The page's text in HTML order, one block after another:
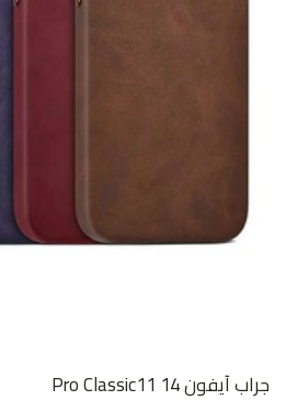
جراب آيفون 14 Pro Classic11